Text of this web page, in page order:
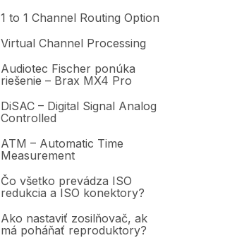
1 to 1 Channel Routing Option
Virtual Channel Processing
Audiotec Fischer ponúka
riešenie – Brax MX4 Pro
DiSAC – Digital Signal Analog
Controlled
ATM – Automatic Time
Measurement
Čo všetko prevádza ISO
redukcia a ISO konektory?
Ako nastaviť zosilňovač, ak
má poháňať reproduktory?